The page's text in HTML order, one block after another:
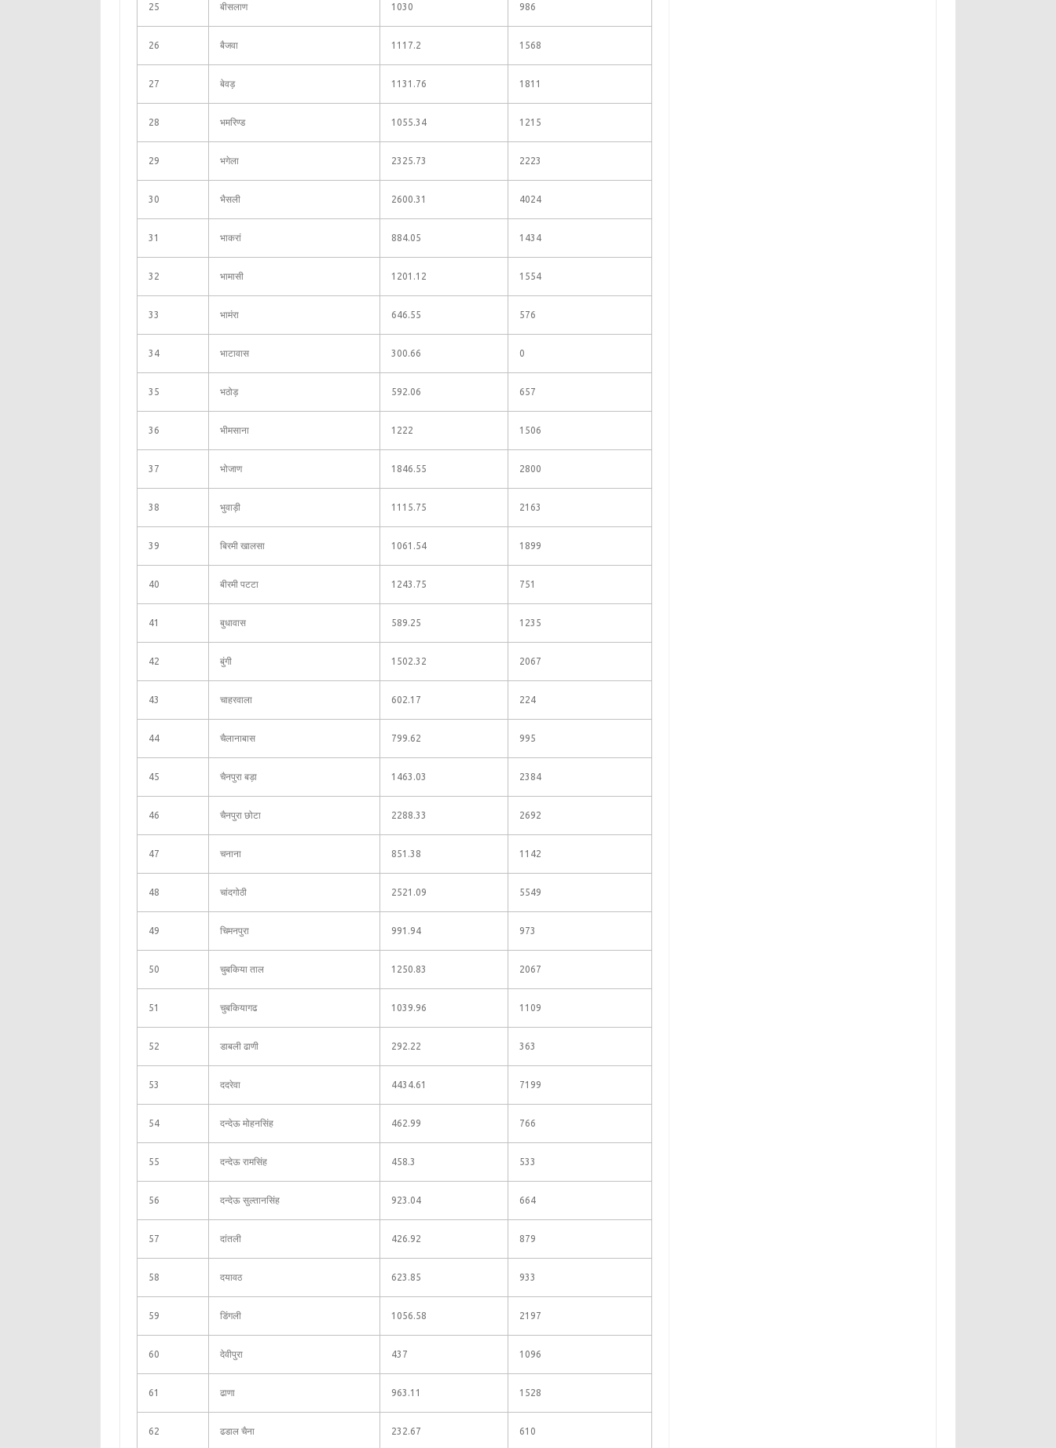
25 बीसलाण 1030 986
26 बैजवा 1117.2 1568
27 बेवड़ 1131.76 1811
28 भमरिण्ड 1055.34 1215
29 भगेला 2325.73 2223
30 भैसली 2600.31 4024
31 भाकरां 884.05 1434
32 भामासी 1201.12 1554
33 भामंरा 646.55 576
34 भाटावास 300.66 0
35 भठोड़ 592.06 657
36 भीमसाना 1222 1506
37 भोजाण 1846.55 2800
38 भुवाड़ी 1115.75 2163
39 बिरमी खालसा 1061.54 1899
40 बीरमी पटटा 1243.75 751
41 बुधावास 589.25 1235
42 बुंगी 1502.32 2067
43 चाहरवाला 602.17 224
44 चैलानाबास 799.62 995
45 चैनपुरा बड़ा 1463.03 2384
46 चैनपुरा छोटा 2288.33 2692
47 चनाना 851.38 1142
48 चांदगोठी 2521.09 5549
49 चिमनपुरा 991.94 973
50 चुबकिया ताल 1250.83 2067
51 चुबकियागढ 1039.96 1109
52 डाबली ढाणी 292.22 363
53 ददरेवा 4434.61 7199
54 दन्देऊ मोहनसिंह 462.99 766
55 दन्देऊ रामसिंह 458.3 533
56 दन्देऊ सुल्तानसिंह 923.04 664
57 दांतली 426.92 879
58 दयावठ 623.85 933
59 डिंगली 1056.58 2197
60 देवीपुरा 437 1096
61 ढाणा 963.11 1528
62 ढडाल चैना 232.67 610